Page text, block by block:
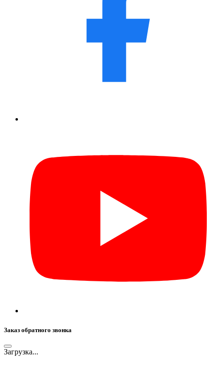
Заказ обратного звонка
Загрузка...